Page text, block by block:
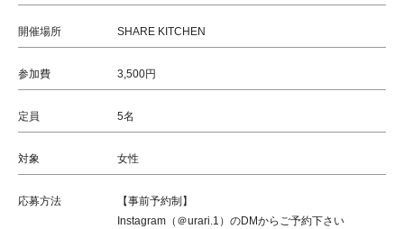
開催場所 SHARE KITCHEN
参加費 3,500円
定員 5名
対象 女性
応募方法
【事前予約制】
Instagram（＠urari.1）のDMからご予約下さい